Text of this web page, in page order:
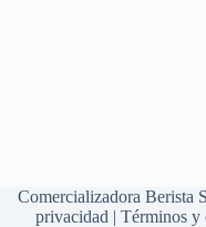
Comercializadora Berista
privacidad |Términos y